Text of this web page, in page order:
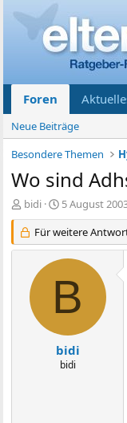
Foren
Neue Beiträge
Besondere Themen
Wo sind
E
r
s
t
bidi
E
r
s
t
e
l
m
5 August
Für weitere
B
bidi
bidi